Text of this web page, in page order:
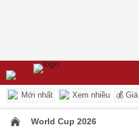
Mới nhất Xem nhiều 💰
World Cup 2026